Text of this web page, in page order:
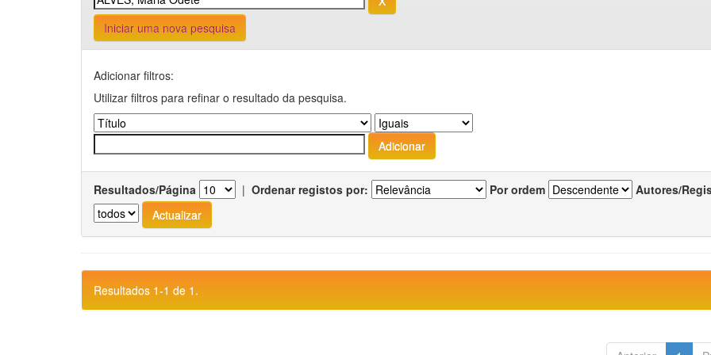
Iniciar uma nova pesquisa
Adicionar filtros:
Utilizar filtros para refinar o resultado da pesquisa.
Resultados/Página | Ordenar registos por: Por ordem Autores/
Resultados 1-1 de 1.